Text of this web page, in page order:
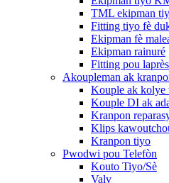
TML ekipman
Fitting tiyo fè
Ekipman fè
Ekipman rainuré
Fitting pou
Akoupleman ak
Kouple ak
Kouple DI ak
Kranpon
Klips
Kranpon tiyo
Pwodwi pou Telefòn
Kouto Tiyo/Sè
Valv